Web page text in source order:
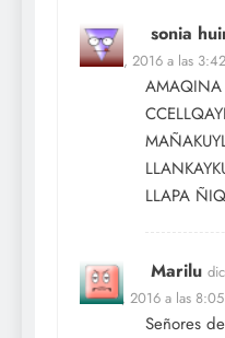
sonia
Feb 20, 2016 a las
AMAQINA
LLAPA
Marilu
Feb 27, 2016 a las
Señores